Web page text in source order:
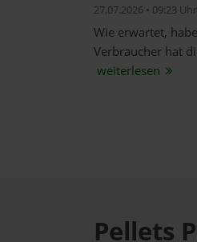
27.07.2026 • 09:23
Wie erwartet,
Verbraucher hat
weiterlesen
Pellets